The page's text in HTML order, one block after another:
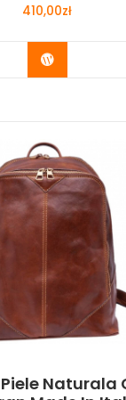
410,00zł
Buy Now
Naturala